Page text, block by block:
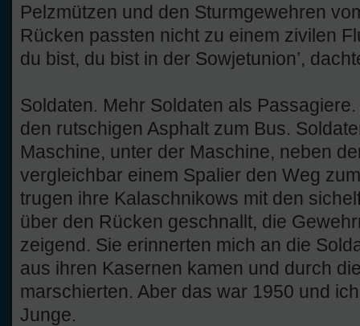
Pelzmützen und den Sturmgewehren
Rücken passten nicht zu einem zivilen
du bist, du bist in der Sowjetunion’,
Soldaten. Mehr Soldaten als
den rutschigen Asphalt zum Bus.
Maschine, unter der Maschine, neben
vergleichbar einem Spalier den Weg
trugen ihre Kalaschnikows mit den
über den Rücken geschnallt, die
zeigend. Sie erinnerten mich an die
aus ihren Kasernen kamen und durch
marschierten. Aber das war 1950 und
Junge.